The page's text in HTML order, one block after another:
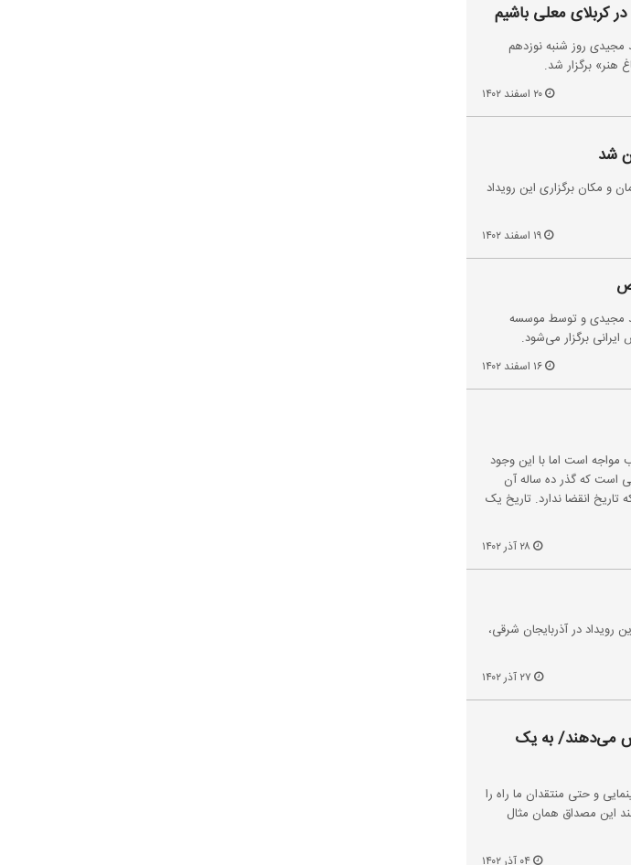
کربلای معلی باشیم
مجیدی روز شنبه نوزدهم
هنر» برگزار شد.
۲۰ اسفند ۱۴۰۲
شد
و مکان برگزاری این رویداد
۱۹ اسفند ۱۴۰۲
مجیدی و توسط موسسه
۱۶ اسفند ۱۴۰۲
است اما با این وجود
است که گذر ده ساله آن
انقضا ندارد. تاریخ یک
رویداد در آذربایجان شرقی،
می‌دهند/ به یک
و حتی منتقدان ما راه را
این مصداق همان مثال